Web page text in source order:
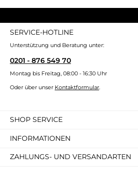
SERVICE-HOTLINE
Unterstützung und Beratung unter:
0201 - 876 549 70
Montag bis Freitag, 08:00 - 16:30 Uhr
Oder über unser Kontaktformular.
SHOP SERVICE
INFORMATIONEN
ZAHLUNGS- UND VERSANDARTEN